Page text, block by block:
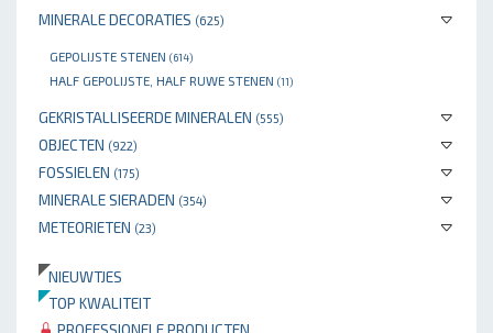
MINERALE DECORATIES (625)
GEPOLIJSTE STENEN (614)
HALF GEPOLIJSTE, HALF RUWE STENEN (11)
GEKRISTALLISEERDE MINERALEN (555)
OBJECTEN (922)
FOSSIELEN (175)
MINERALE SIERADEN (354)
METEORIETEN (23)
NIEUWTJES
TOP KWALITEIT
PROFESSIONELE PRODUCTEN